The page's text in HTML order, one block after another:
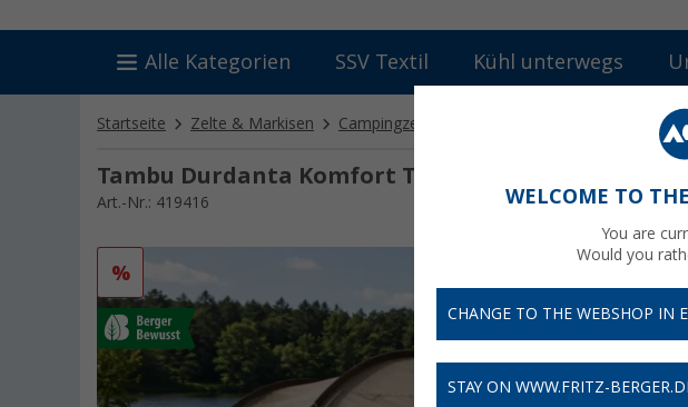
Alle Kategorien SSV Textil Kühl unterwegs
Startseite Zelte & Markisen Campingzelte Tambu
Tambu Durdanta Komfort Trekking Tunnelzelt
Art.-Nr.: 419416
%
WELCOME TO
You are
Would you
CHANGE TO THE WEBSHOP IN
STAY ON WWW.FRITZ-